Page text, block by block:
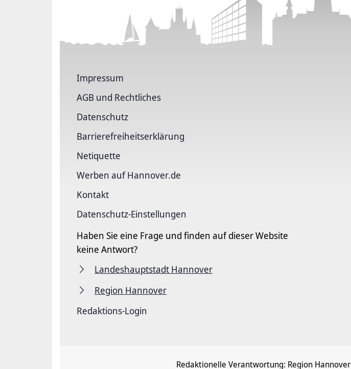
Impressum
AGB und Rechtliches
Datenschutz
Barriere­freiheits­erklärung
Netiquette
Werben auf Hannover.de
Kontakt
Datenschutz-Einstellungen
Haben Sie eine Frage und finden auf dieser Website
keine Antwort?
Landeshauptstadt Hannover
Region Hannover
Redaktions-Login
Redaktionelle Verantwortung: Region Hannover